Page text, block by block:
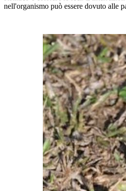
nell'organismo può essere dovuto alle